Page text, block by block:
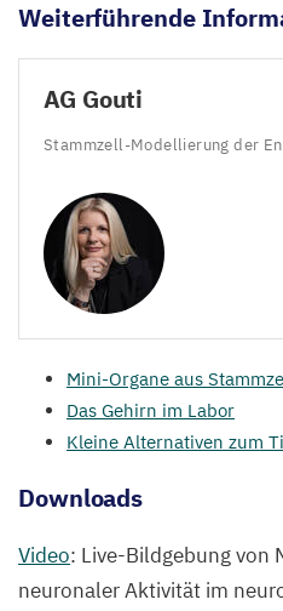
Weiterführende
AG Gouti
Stammzell-Modellierung der
Mini-Organe aus
Das Gehirn im Labor
Kleine Alternativen zum
Downloads
Video: Live-Bildgebung von
neuronaler Aktivität im